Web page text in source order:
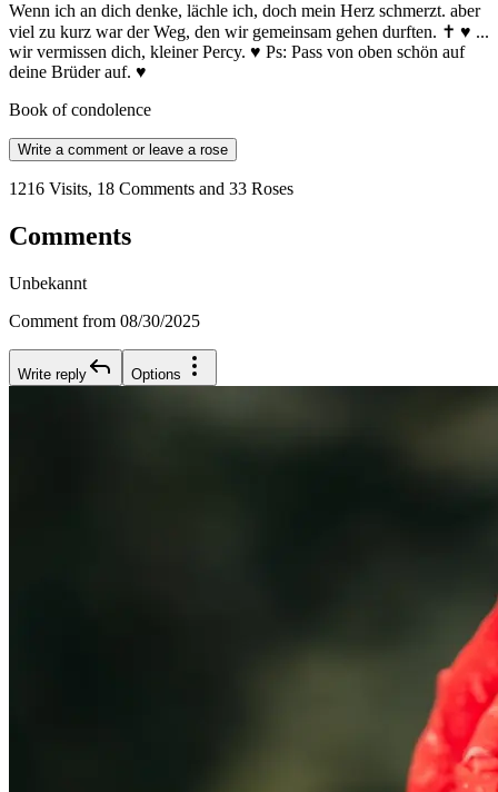
Wenn ich an dich denke, lächle ich, doch mein Herz schmerzt. aber
viel zu kurz war der Weg, den wir gemeinsam gehen durften. ✝ ♥ ...
wir vermissen dich, kleiner Percy. ♥ Ps: Pass von oben schön auf
deine Brüder auf. ♥️
Book of condolence
Write a comment or leave a rose
1216 Visits, 18 Comments and 33 Roses
Comments
Unbekannt
Comment from 08/30/2025
Write reply Options